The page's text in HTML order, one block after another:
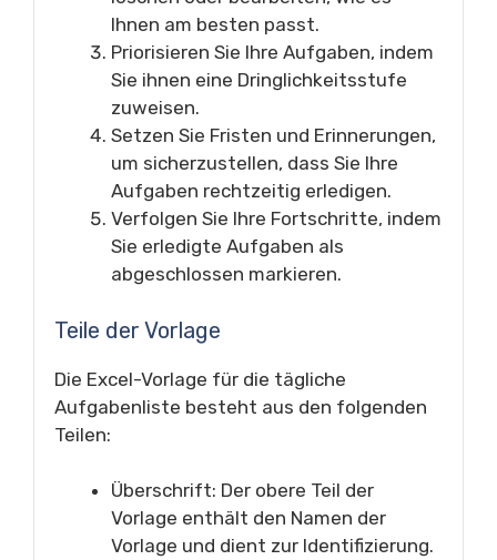
Ihnen am besten passt.
Priorisieren Sie Ihre Aufgaben, indem
Sie ihnen eine Dringlichkeitsstufe
zuweisen.
Setzen Sie Fristen und Erinnerungen,
um sicherzustellen, dass Sie Ihre
Aufgaben rechtzeitig erledigen.
Verfolgen Sie Ihre Fortschritte, indem
Sie erledigte Aufgaben als
abgeschlossen markieren.
Teile der Vorlage
Die Excel-Vorlage für die tägliche
Aufgabenliste besteht aus den folgenden
Teilen:
Überschrift: Der obere Teil der
Vorlage enthält den Namen der
Vorlage und dient zur Identifizierung.